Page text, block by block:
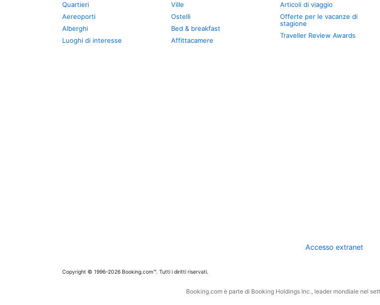
Quartieri
Aereoporti
Alberghi
Luoghi di interesse
Ville
Ostelli
Bed & breakfast
Affittacamere
Articoli di viaggio
Offerte per le vacanze di
stagione
Traveller Review Awards
Accesso extranet
Copyright © 1996–2026 Booking.com™. Tutti i diritti riservati.
Booking.com è parte di Booking Holdings Inc., leader mondiale nel